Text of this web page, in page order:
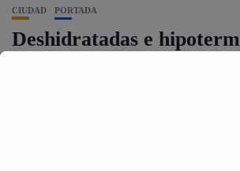
CIUDAD PORTADA
Deshidratadas e